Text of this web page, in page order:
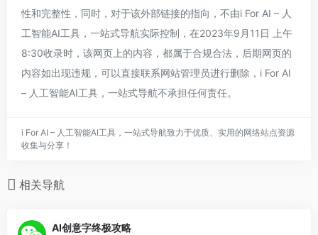
性和完整性，同时，对于该外部链接的指向，不由i For AI – 人
工智能AI工具，一站式导航实际控制，在2023年9月11日 上午
8:30收录时，该网页上的内容，都属于合规合法，后期网页的
内容如出现违规，可以直接联系网站管理员进行删除，i For AI
– 人工智能AI工具，一站式导航不承担任何责任。
i For AI – 人工智能AI工具，一站式导航致力于优质、实用的网络站点资源
收集与分享！
相关导航
AI创意字终极攻略